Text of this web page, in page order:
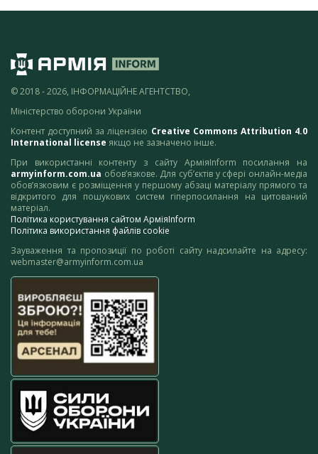
© 2018 - 2026, ІНФОРМАЦІЙНЕ АГЕНТСТВО,
Міністерство оборони України
Контент доступний за ліцензією Creative Commons Attribution 4.0
International license якщо не зазначено інше.
При використанні контенту з сайту АрміяInform посилання на
armyinform.com.ua обов’язкове. Для суб’єктів у сфері онлайн-медіа
обов’язковим є розміщення у першому абзаці матеріалу прямого та
відкритого для пошукових систем гіперпосилання на цитований
матеріал.
Політика користування сайтом АрміяInform
Політика використання файлів cookie
Зауваження та пропозиції по роботі сайту надсилайте на адресу:
webmaster@armyinform.com.ua